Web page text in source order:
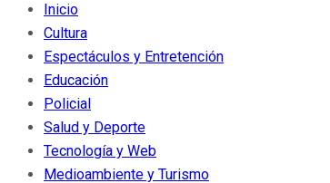
Inicio
Cultura
Espectáculos y Entretención
Educación
Policial
Salud y Deporte
Tecnología y Web
Medioambiente y Turismo